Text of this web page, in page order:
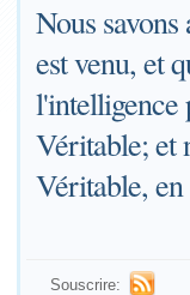
Nous
est venu, et
l'intelligence
Véritable; et
Véritable, en
Souscrire: